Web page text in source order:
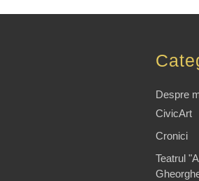
Despre
CivicArt
Cronici
Teatrul